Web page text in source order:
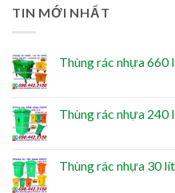
TIN MỚI NHẤT
Thùng rác nhựa 660
Thùng rác nhựa 240
Thùng rác nhựa 30